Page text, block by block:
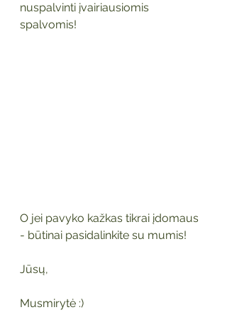
nuspalvinti įvairiausiomis
spalvomis!
O jei pavyko kažkas tikrai įdomaus
- būtinai pasidalinkite su mumis!
Jūsų,
Musmirytė :)